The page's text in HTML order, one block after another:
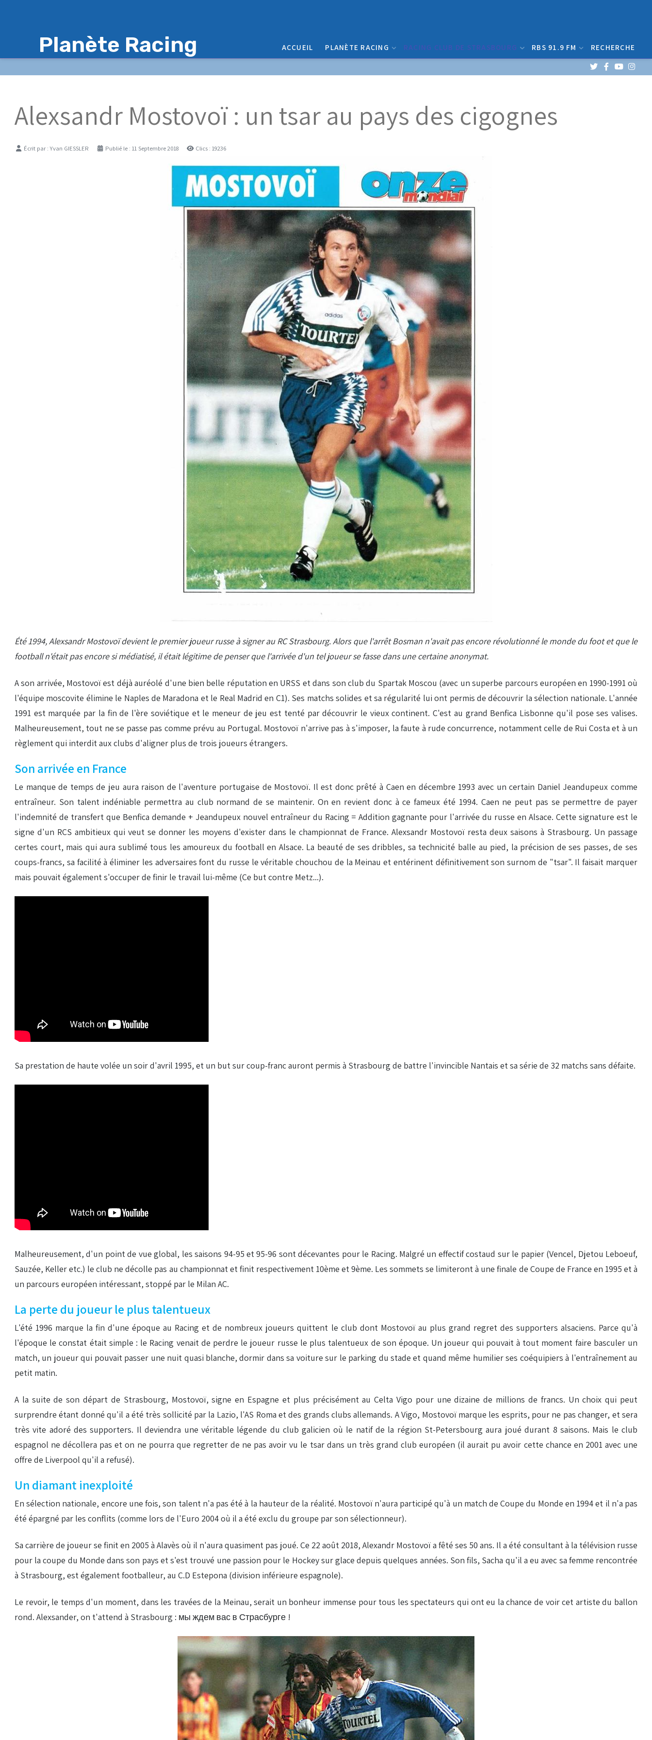
Planète Racing ACCUEIL PLANÈTE RACING RACING CLUB DE STRASBOURG RBS 91.9 FM RECHERCHE
Alexsandr Mostovoï : un tsar au pays des cigognes
DétailsÉcrit par :Yvan GIESSLER Publié le : 11 Septembre 2018 Clics : 19236
Été 1994, Alexsandr Mostovoï devient le premier joueur russe à signer au RC Strasbourg. Alors que l'arrêt Bosman n'avait pas encore révolutionné le monde du foot et que le
football n'était pas encore si médiatisé, il était légitime de penser que l'arrivée d'un tel joueur se fasse dans une certaine anonymat.
A son arrivée, Mostovoï est déjà auréolé d'une bien belle réputation en URSS et dans son club du Spartak Moscou (avec un superbe parcours européen en 1990-1991 où
l'équipe moscovite élimine le Naples de Maradona et le Real Madrid en C1). Ses matchs solides et sa régularité lui ont permis de découvrir la sélection nationale. L'année
1991 est marquée par la fin de l'ère soviétique et le meneur de jeu est tenté par découvrir le vieux continent. C'est au grand Benfica Lisbonne qu'il pose ses valises.
Malheureusement, tout ne se passe pas comme prévu au Portugal. Mostovoï n'arrive pas à s'imposer, la faute à rude concurrence, notamment celle de Rui Costa et à un
règlement qui interdit aux clubs d'aligner plus de trois joueurs étrangers.
Son arrivée en France
Le manque de temps de jeu aura raison de l'aventure portugaise de Mostovoï. Il est donc prêté à Caen en décembre 1993 avec un certain Daniel Jeandupeux comme
entraîneur. Son talent indéniable permettra au club normand de se maintenir. On en revient donc à ce fameux été 1994. Caen ne peut pas se permettre de payer
l'indemnité de transfert que Benfica demande + Jeandupeux nouvel entraîneur du Racing = Addition gagnante pour l'arrivée du russe en Alsace. Cette signature est le
signe d'un RCS ambitieux qui veut se donner les moyens d'exister dans le championnat de France. Alexsandr Mostovoï resta deux saisons à Strasbourg. Un passage
certes court, mais qui aura sublimé tous les amoureux du football en Alsace. La beauté de ses dribbles, sa technicité balle au pied, la précision de ses passes, de ses
coups-francs, sa facilité à éliminer les adversaires font du russe le véritable chouchou de la Meinau et entérinent définitivement son surnom de "tsar". Il faisait marquer
mais pouvait également s'occuper de finir le travail lui-même (Ce but contre Metz...).
Sa prestation de haute volée un soir d'avril 1995, et un but sur coup-franc auront permis à Strasbourg de battre l'invincible Nantais et sa série de 32 matchs sans défaite.
Malheureusement, d'un point de vue global, les saisons 94-95 et 95-96 sont décevantes pour le Racing. Malgré un effectif costaud sur le papier (Vencel, Djetou Leboeuf,
Sauzée, Keller etc.) le club ne décolle pas au championnat et finit respectivement 10ème et 9ème. Les sommets se limiteront à une finale de Coupe de France en 1995 et à
un parcours européen intéressant, stoppé par le Milan AC.
La perte du joueur le plus talentueux
L'été 1996 marque la fin d'une époque au Racing et de nombreux joueurs quittent le club dont Mostovoï au plus grand regret des supporters alsaciens. Parce qu'à
l'époque le constat était simple : le Racing venait de perdre le joueur russe le plus talentueux de son époque. Un joueur qui pouvait à tout moment faire basculer un
match, un joueur qui pouvait passer une nuit quasi blanche, dormir dans sa voiture sur le parking du stade et quand même humilier ses coéquipiers à l'entraînement au
petit matin.
A la suite de son départ de Strasbourg, Mostovoï, signe en Espagne et plus précisément au Celta Vigo pour une dizaine de millions de francs. Un choix qui peut
surprendre étant donné qu'il a été très sollicité par la Lazio, l'AS Roma et des grands clubs allemands. A Vigo, Mostovoï marque les esprits, pour ne pas changer, et sera
très vite adoré des supporters. Il deviendra une véritable légende du club galicien où le natif de la région St-Petersbourg aura joué durant 8 saisons. Mais le club
espagnol ne décollera pas et on ne pourra que regretter de ne pas avoir vu le tsar dans un très grand club européen (il aurait pu avoir cette chance en 2001 avec une
offre de Liverpool qu'il a refusé).
Un diamant inexploité
En sélection nationale, encore une fois, son talent n'a pas été à la hauteur de la réalité. Mostovoï n'aura participé qu'à un match de Coupe du Monde en 1994 et il n'a pas
été épargné par les conflits (comme lors de l'Euro 2004 où il a été exclu du groupe par son sélectionneur).
Sa carrière de joueur se finit en 2005 à Alavès où il n'aura quasiment pas joué. Ce 22 août 2018, Alexandr Mostovoï a fêté ses 50 ans. Il a été consultant à la télévision russe
pour la coupe du Monde dans son pays et s'est trouvé une passion pour le Hockey sur glace depuis quelques années. Son fils, Sacha qu'il a eu avec sa femme rencontrée
à Strasbourg, est également footballeur, au C.D Estepona (division inférieure espagnole).
Le revoir, le temps d'un moment, dans les travées de la Meinau, serait un bonheur immense pour tous les spectateurs qui ont eu la chance de voir cet artiste du ballon
rond. Alexsander, on t'attend à Strasbourg : мы ждем вас в Страсбурге !